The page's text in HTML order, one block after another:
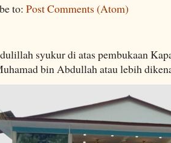
to: Post Comments (Atom)
syukur di atas pembukaan
bin Abdullah atau lebih